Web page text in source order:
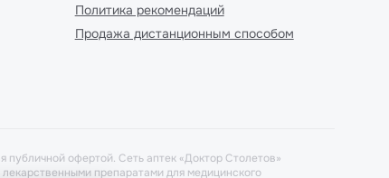
Политика рекомендаций
Продажа дистанционным способом
офертой. Сеть аптек «Доктор Столетов»
препаратами для медицинского